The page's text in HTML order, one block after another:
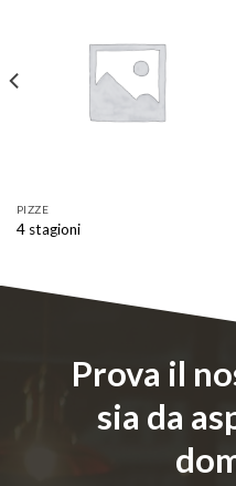
PIZZE
4 stagioni
Prova il
sia da